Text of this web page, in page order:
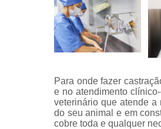
Para onde fazer
e no atendimento
veterinário que atende
do seu animal e em
cobre toda e qualquer